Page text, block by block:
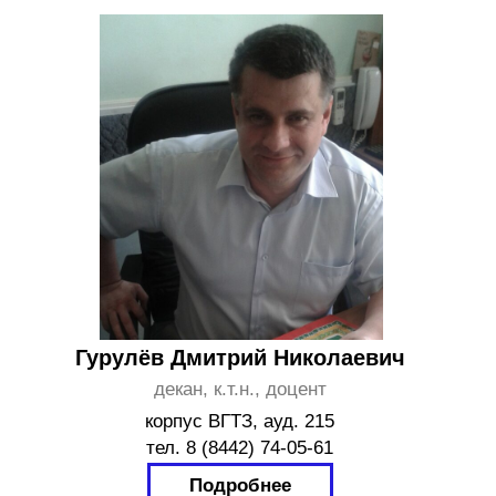
Абакумова Светлана Юрьевна
Краснопёркина Анна Михайловна
Курирует
направления
корпус ВГТЗ, ауд. 216
тел. 8 (8442) 74-05-61, 29-29-34
Написать